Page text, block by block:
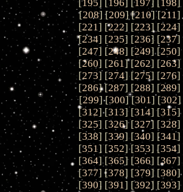
[195] [196] [197] [198]
[208] [209] [210] [211]
[221] [222] [223] [224]
[234] [235] [236] [237]
[247] [248] [249] [250]
[260] [261] [262] [263]
[273] [274] [275] [276]
[286] [287] [288] [289]
[299] [300] [301] [302]
[312] [313] [314] [315]
[325] [326] [327] [328]
[338] [339] [340] [341]
[351] [352] [353] [354]
[364] [365] [366] [367]
[377] [378] [379] [380]
[390] [391] [392] [393]